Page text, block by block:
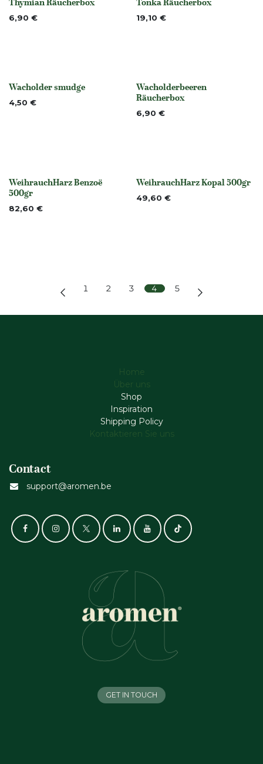
None
6,90 € None
19,10 €
None
Wacholder smudge
4,50 € None
Wacholderbeeren
Räucherbox
6,90 €
None
WeihrauchHarz Benzoë
500gr
82,60 €
None
WeihrauchHarz Kopal 500gr
49,60 €
1 2 3 4 5
Home
Über uns
Shop
Inspiration
Shipping Policy
Kontaktieren Sie uns
Contact
support@aromen.be
GET IN TOUCH